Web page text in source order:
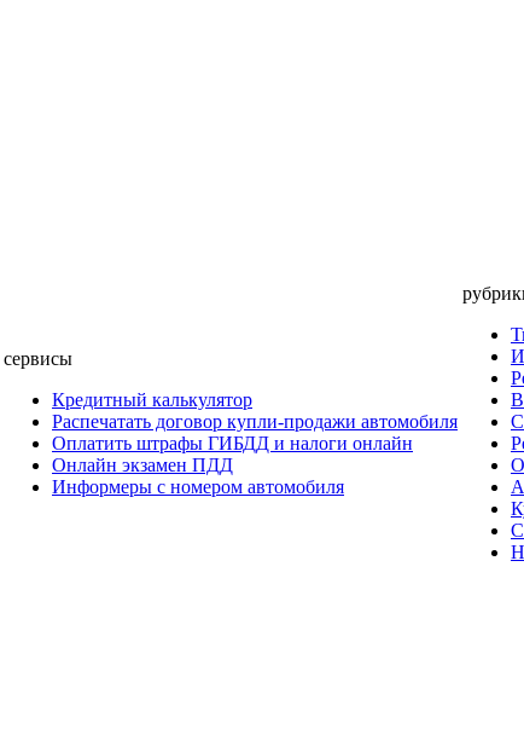
сервисы
Кредитный калькулятор
Распечатать договор купли-продажи автомобиля
Оплатить штрафы ГИБДД и налоги онлайн
Онлайн экзамен ПДД
Информеры с номером автомобиля